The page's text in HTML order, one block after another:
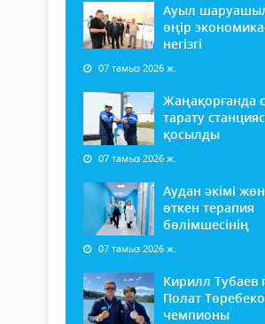
Ауыл
өңір
негізгі
07 тамыз 2026 ж.
Жаңақорғанда
тарату
қосылды
07 тамыз 2026 ж.
Аудан әкімі
өткен терапия
бөлімшесінің
07 тамыз 2026 ж.
Кирилл Тубаев
Полат
чемпионы